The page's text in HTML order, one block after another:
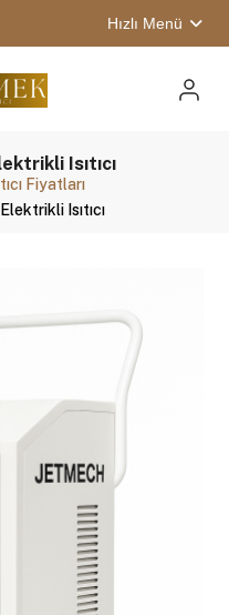
Hızlı Menü
Isıtıcı
Fiyatları
Isıtıcı